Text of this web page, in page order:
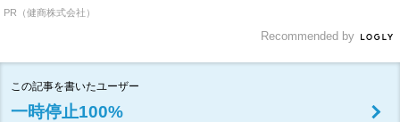
PR（健商株式会社）
Recommended by
この記事を書いたユーザー
一時停止100%